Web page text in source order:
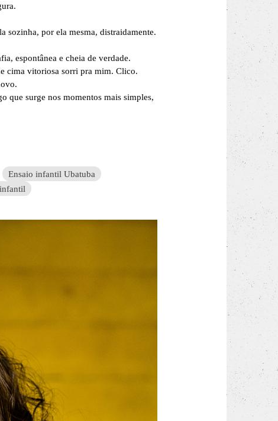
sozinha, por ela mesma, distraidamente.
espontânea e cheia de verdade.
cima vitoriosa sorri pra mim. Clico.
que surge nos momentos mais simples,
Ensaio infantil Ubatuba